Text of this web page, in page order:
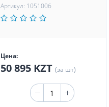
Артикул: 1051006
Цена:
50 895 KZT (за шт)